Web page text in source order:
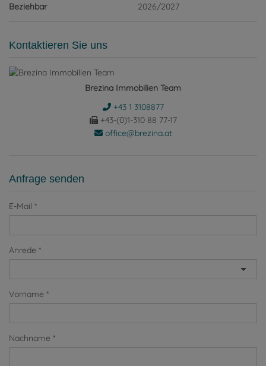
Beziehbar
2026/2027
Kontaktieren Sie uns
Brezina Immobilien Team
+43 1 3108877
+43-(0)1-310 88 77-17
office@brezina.at
Anfrage senden
E-Mail
Anrede
Vorname
Nachname